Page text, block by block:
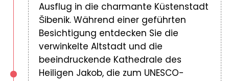
Ausflug in die charmante Küstenstadt
Šibenik. Während einer geführten
Besichtigung entdecken Sie die
verwinkelte Altstadt und die
beeindruckende Kathedrale des
Heiligen Jakob, die zum UNESCO-